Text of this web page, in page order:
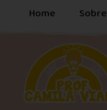
Home Sobre